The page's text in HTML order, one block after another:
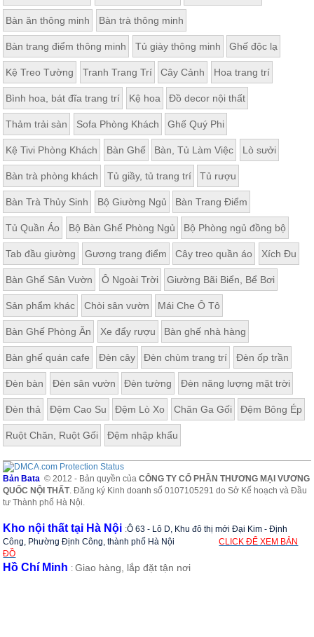
Bàn ăn thông minh Bàn trà thông minh
Bàn trang điểm thông minh Tủ giày thông minh Ghế độc lạ
Kệ Treo Tường Tranh Trang Trí Cây Cảnh Hoa trang trí
Bình hoa, bát đĩa trang trí Kệ hoa Đồ decor nội thất
Thảm trải sàn Sofa Phòng Khách Ghế Quý Phi
Kệ Tivi Phòng Khách Bàn Ghế Bàn, Tủ Làm Việc Lò sưởi
Bàn trà phòng khách Tủ giầy, tủ trang trí Tủ rượu
Bàn Trà Thủy Sinh Bộ Giường Ngủ Bàn Trang Điểm
Tủ Quần Áo Bộ Bàn Ghế Phòng Ngủ Bộ Phòng ngủ đồng bộ
Tab đầu giường Gương trang điểm Cây treo quần áo Xích Đu
Bàn Ghế Sân Vườn Ô Ngoài Trời Giường Bãi Biển, Bể Bơi
Sản phẩm khác Chòi sân vườn Mái Che Ô Tô
Bàn Ghế Phòng Ăn Xe đẩy rượu Bàn ghế nhà hàng
Bàn ghế quán cafe Đèn cây Đèn chùm trang trí Đèn ốp trần
Đèn bàn Đèn sân vườn Đèn tường Đèn năng lượng mặt trời
Đèn thả Đệm Cao Su Đệm Lò Xo Chăn Ga Gối Đệm Bông Ép
Ruột Chăn, Ruột Gối Đệm nhập khẩu
Bản Bata © 2012 - Bản quyền củaCÔNG TY CỔ PHẦN THƯƠNG MẠI VƯƠNG
QUỐC NỘI THẤT. Đăng ký Kinh doanh số 0107105291 do Sở Kế hoạch và Đầu
tư Thành phố Hà Nội.
Kho nội thất tại Hà Nội :Ô 63 - Lô D, Khu đô thị mới Đại Kim - Định
Công, Phường Định Công, thành phố Hà Nội
CLICK ĐỂ XEM BẢN
ĐỒ
Hồ Chí Minh :Giao hàng, lắp đặt tận nơi